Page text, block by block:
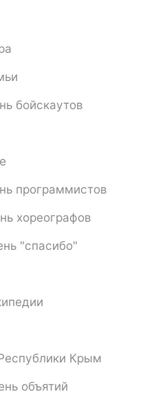
бойскаутов
программистов
хореографов
"спасибо"
Крым
объятий